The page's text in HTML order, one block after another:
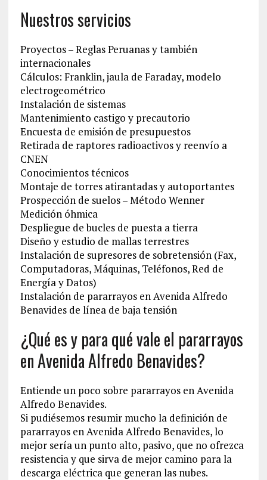
Nuestros servicios
Proyectos – Reglas Peruanas y también
internacionales
Cálculos: Franklin, jaula de Faraday, modelo
electrogeométrico
Instalación de sistemas
Mantenimiento castigo y precautorio
Encuesta de emisión de presupuestos
Retirada de raptores radioactivos y reenvío a
CNEN
Conocimientos técnicos
Montaje de torres atirantadas y autoportantes
Prospección de suelos – Método Wenner
Medición óhmica
Despliegue de bucles de puesta a tierra
Diseño y estudio de mallas terrestres
Instalación de supresores de sobretensión (Fax,
Computadoras, Máquinas, Teléfonos, Red de
Energía y Datos)
Instalación de pararrayos en Avenida Alfredo
Benavides de línea de baja tensión
¿Qué es y para qué vale el pararrayos
en Avenida Alfredo Benavides?
Entiende un poco sobre pararrayos en Avenida
Alfredo Benavides.
Si pudiésemos resumir mucho la definición de
pararrayos en Avenida Alfredo Benavides, lo
mejor sería un punto alto, pasivo, que no ofrezca
resistencia y que sirva de mejor camino para la
descarga eléctrica que generan las nubes.